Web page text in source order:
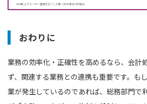
おわりに
業務の効率化・正確性を高めるなら、会計
ず、関連する業務との連携も重要です。も
業が発生しているのであれば、総務部門で